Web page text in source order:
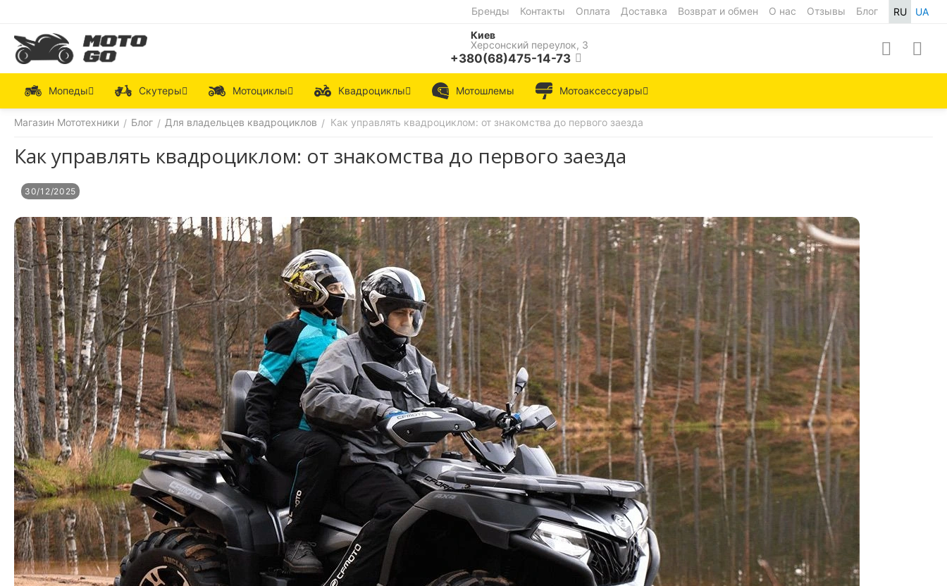
RU UA
Бренды Контакты Оплата Доставка Возврат и обмен О нас Отзывы
Блог
Киев
Херсонский переулок, 3
+380(68)475-14-73
Мопеды Скутеры Мотоциклы Квадроциклы Мотошлемы Мотоаксессуары
Магазин Мототехники / Блог / Для владельцев квадроциклов / Как управлять квадроциклом: от знакомства до первого заезда
Как управлять квадроциклом: от знакомства до первого заезда
30/12/2025